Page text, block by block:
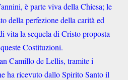
è parte viva della Chiesa; le
della perfezione della carità ed
vita la sequela di Cristo proposta
Costituzioni.
Camillo de Lellis, tramite i
ha ricevuto dallo Spirito Santo il